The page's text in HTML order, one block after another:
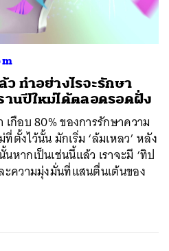
ทำอย่างไรจะรักษา
นปีใหม่ได้ตลอดรอดฝั่ง
กือบ 80% ของการรักษาความ
งไว้นั้น มักเริ่ม ‘ล้มเหลว’ หลัง
หากเป็นเช่นนี้แล้ว เราจะมี ‘ทิป
ะความมุ่งมั่นที่แสนตื่นเต้นของ